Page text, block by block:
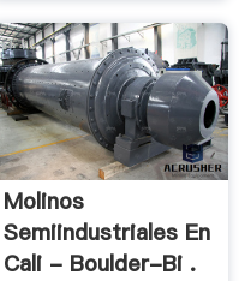
Molinos
Semiindustriales En
Cali - Boulder-Bi .